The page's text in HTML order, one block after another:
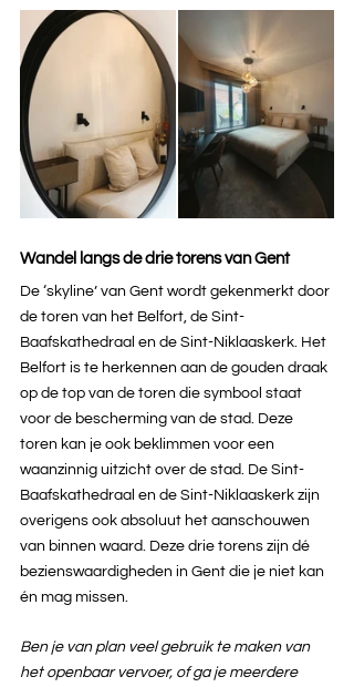
Wandel langs de drie torens van Gent
De ‘skyline’ van Gent wordt gekenmerkt door
de toren van het Belfort, de Sint-
Baafskathedraal en de Sint-Niklaaskerk. Het
Belfort is te herkennen aan de gouden draak
op de top van de toren die symbool staat
voor de bescherming van de stad. Deze
toren kan je ook beklimmen voor een
waanzinnig uitzicht over de stad. De Sint-
Baafskathedraal en de Sint-Niklaaskerk zijn
overigens ook absoluut het aanschouwen
van binnen waard. Deze drie torens zijn dé
bezienswaardigheden in Gent die je niet kan
én mag missen.
Ben je van plan veel gebruik te maken van
het openbaar vervoer, of ga je meerdere